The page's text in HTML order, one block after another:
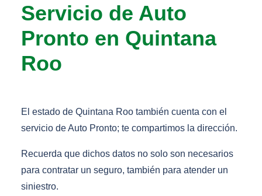
Servicio de Auto
Pronto en Quintana
Roo
El estado de Quintana Roo también cuenta con el
servicio de Auto Pronto; te compartimos la dirección.
Recuerda que dichos datos no solo son necesarios
para contratar un seguro, también para atender un
siniestro.